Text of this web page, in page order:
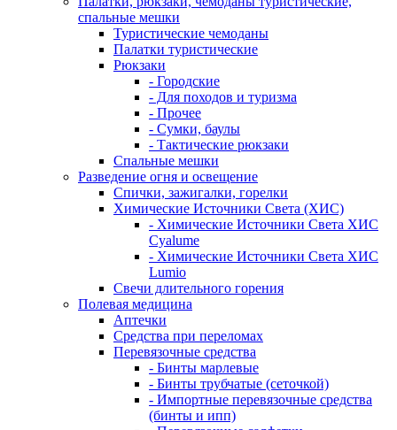
спальные мешки
Туристические чемоданы
Палатки туристические
Рюкзаки
- Городские
- Для походов и туризма
- Прочее
- Сумки, баулы
- Тактические рюкзаки
Спальные мешки
Разведение огня и освещение
Спички, зажигалки, горелки
Химические Источники Света (ХИС)
- Химические Источники Света ХИС
Cyalume
- Химические Источники Света ХИС
Lumio
Свечи длительного горения
Полевая медицина
Аптечки
Средства при переломах
Перевязочные средства
- Бинты марлевые
- Бинты трубчатые (сеточкой)
- Импортные перевязочные средства
(бинты и ипп)